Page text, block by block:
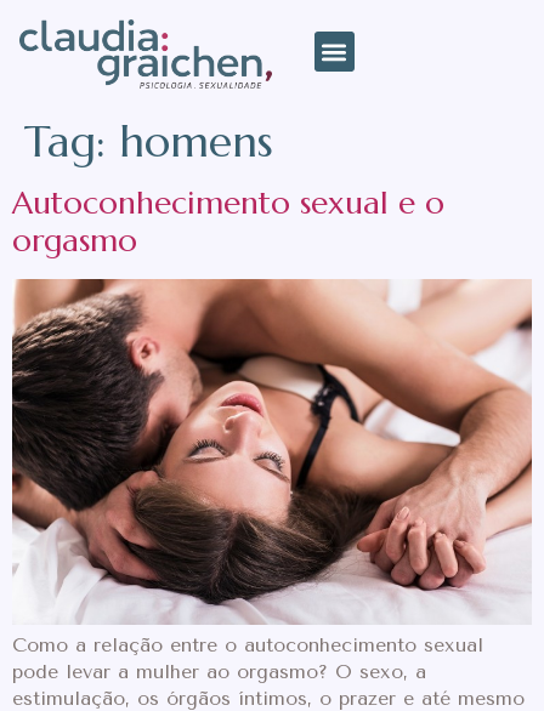
Tag: homens
Autoconhecimento sexual e o
orgasmo
Como a relação entre o autoconhecimento sexual
pode levar a mulher ao orgasmo? O sexo, a
estimulação, os órgãos íntimos, o prazer e até mesmo